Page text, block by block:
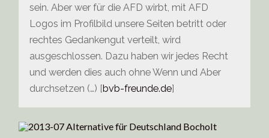
sein. Aber wer für die AFD wirbt, mit AFD
Logos im Profilbild unsere Seiten betritt oder
rechtes Gedankengut verteilt, wird
ausgeschlossen. Dazu haben wir jedes Recht
und werden dies auch ohne Wenn und Aber
durchsetzen (…) [bvb-freunde.de]